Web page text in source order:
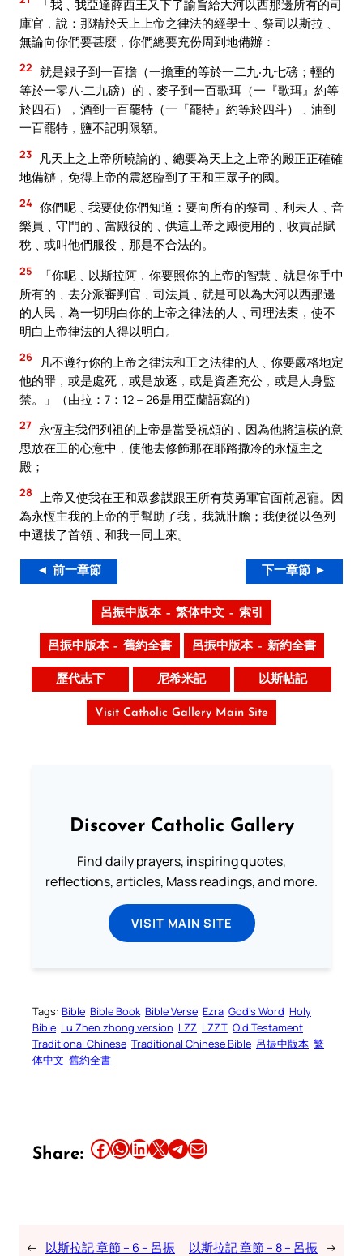
「我﹑我亞達薛西王又下了諭旨給大河以西那邊所有的司
庫官﹐說：那精於天上上帝之律法的經學士﹑祭司以斯拉﹑
無論向你們要甚麼﹐你們總要充份周到地備辦：
22 就是銀子到一百擔（一擔重的等於一二九‧九七磅；輕的
等於一零八‧二九磅）的﹐麥子到一百歌珥（一『歌珥』約等
於四石）﹐酒到一百罷特（一『罷特』約等於四斗）﹑油到
一百罷特﹐鹽不記明限額。
23
凡天上之上帝所曉諭的﹑總要為天上之上帝的殿正正確確
地備辦﹐免得上帝的震怒臨到了王和王眾子的國。
24 你們呢﹑我要使你們知道：要向所有的祭司﹑利未人﹑音
樂員﹑守門的﹑當殿役的﹑供這上帝之殿使用的﹑收貢品賦
稅﹑或叫他們服役﹑那是不合法的。
25
「你呢﹑以斯拉阿﹐你要照你的上帝的智慧﹑就是你手中
所有的﹑去分派審判官﹑司法員﹑就是可以為大河以西那邊
的人民﹑為一切明白你的上帝之律法的人﹑司理法案﹐使不
明白上帝律法的人得以明白。
26
凡不遵行你的上帝之律法和王之法律的人﹑你要嚴格地定
他的罪﹐或是處死﹐或是放逐﹐或是資產充公﹐或是人身監
禁。」（由拉：7：12－26是用亞蘭語寫的）
27 永恆主我們列祖的上帝是當受祝頌的﹐因為他將這樣的意
思放在王的心意中﹐使他去修飾那在耶路撒冷的永恆主之
殿；
28
上帝又使我在王和眾參謀跟王所有英勇軍官面前恩寵。因
為永恆主我的上帝的手幫助了我﹐我就壯膽；我便從以色列
中選拔了首領﹑和我一同上來。
◄ 前一章節 下一章節 ►
呂振中版本 – 繁体中文 – 索引
呂振中版本 – 舊約全書 呂振中版本 – 新約全書
歷代志下 尼希米記 以斯帖記
Visit Catholic Gallery Main Site
Discover Catholic Gallery
Find daily prayers, inspiring quotes,
reflections, articles, Mass readings, and more.
VISIT MAIN SITE
Tags: Bible Bible Book Bible Verse Ezra God’s Word Holy
Bible Lu Zhen zhong version LZZ LZZT Old Testament
Traditional Chinese Traditional Chinese Bible 呂振中版本 繁
体中文 舊約全書
Share: Share this article on Facebook Share this article on WhatsApp Share this article on LinkedIn Share this article on X Share this article on TelegramEmail this Article
← 以斯拉記 章節 – 6 – 呂振
以斯拉記 章節 – 8 – 呂振 →